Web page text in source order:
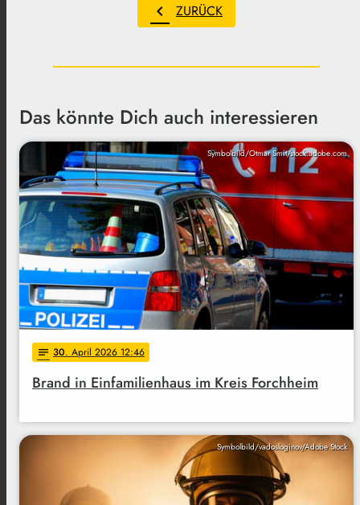
chevron_left ZURÜCK
Das könnte Dich auch interessieren
Symbolbild/Otmar Smit/stock.adobe.com
notes 30. April 2026 12:46
Brand in Einfamilienhaus im Kreis Forchheim
Symbolbild/vadosloginov/Adobe Stock